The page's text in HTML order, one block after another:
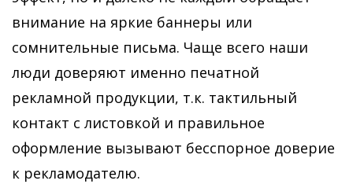
внимание на яркие баннеры или
сомнительные письма. Чаще всего наши
люди доверяют именно печатной
рекламной продукции, т.к. тактильный
контакт с листовкой и правильное
оформление вызывают бесспорное доверие
к рекламодателю.